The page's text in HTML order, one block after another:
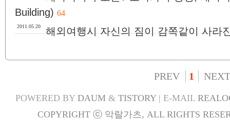
Building) 64
2011.05.20 해외여행시 자신의 짐이 감쪽같이 사라
PREV 1 NEXT
POWERED BY DAUM& TISTORY| E-MAIL
COPYRIGHT ⓒ 악랄가츠, ALL RIGHTS